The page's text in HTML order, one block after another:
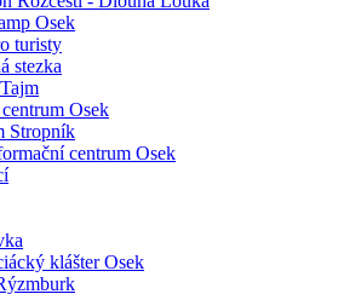
Osek
turisty
stezka
Osek
Stropník
centrum Osek
klášter Osek